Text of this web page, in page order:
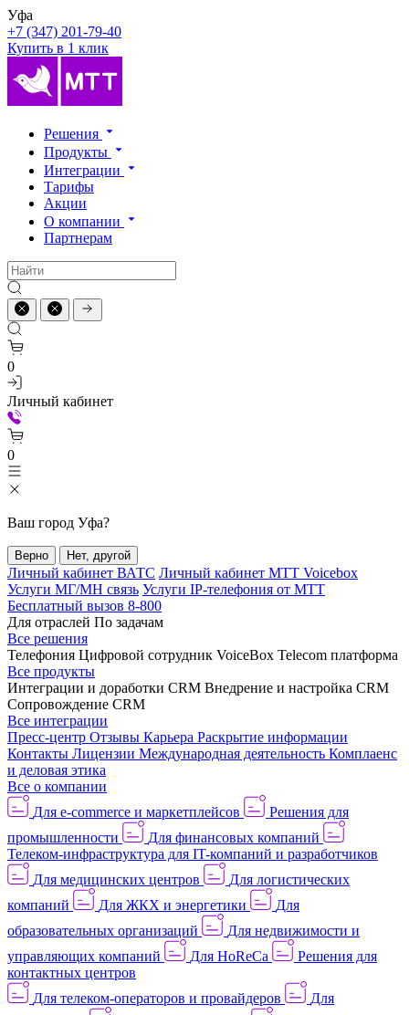
Уфа
+7 (347) 201-79-40
Купить в 1 клик
Решения
Продукты
Интеграции
Тарифы
Акции
О компании
Партнерам
0
Личный кабинет
0
Ваш город Уфа?
Верно Нет, другой
Личный кабинет ВАТС Личный кабинет МТТ Voicebox
Услуги МГ/МН связь Услуги IP-телефония от МТТ
Бесплатный вызов 8-800
Для отраслей По задачам
Все решения
Телефония Цифровой сотрудник VoiceBox Telecom платформа
Все продукты
Интеграции и доработки CRM Внедрение и настройка CRM
Сопровождение CRM
Все интеграции
Пресс-центр Отзывы Карьера Раскрытие информации
Контакты Лицензии Международная деятельность Комплаенс
и деловая этика
Все о компании
Для e-commerce и маркетплейсов
Решения для
промышленности
Для финансовых компаний
Телеком-инфраструктура для IT-компаний и разработчиков
Для медицинских центров
Для логистических
компаний
Для ЖКХ и энергетики
Для
образовательных организаций
Для недвижимости и
управляющих компаний
Для HoReCa
Решения для
контактных центров
Для телеком-операторов и провайдеров
Для